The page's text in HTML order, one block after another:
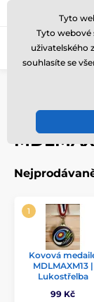
Zavolejte nám
Kovové
MDLMAX
MDLMAX
Kovová
MDLMAXM13 |
Lukostřelba
99 Kč
Tyto
Tyto webové
uživatelského
souhlasíte se